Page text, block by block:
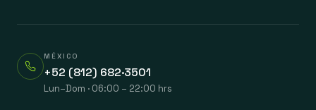
MÉXICO
+52 (812) 682·3501
Lun–Dom · 06:00 – 22:00 hrs